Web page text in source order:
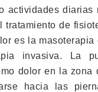
actividades diarias
tratamiento de
es la masoterapia
invasiva. La
dolor en la zona
hacia las